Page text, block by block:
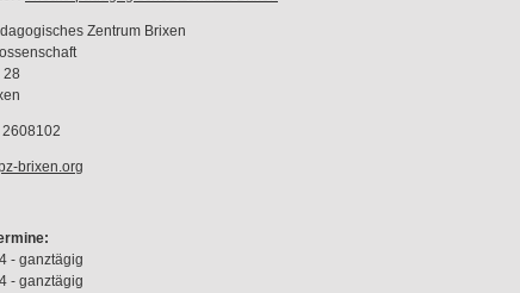
Zentrum Brixen
28
2608102
brixen.org
- ganztägig
- ganztägig